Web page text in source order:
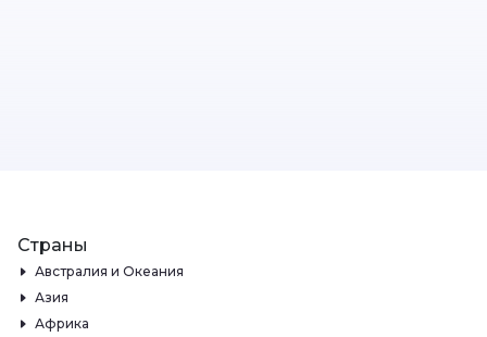
Страны
Австралия и Океания
Азия
Африка